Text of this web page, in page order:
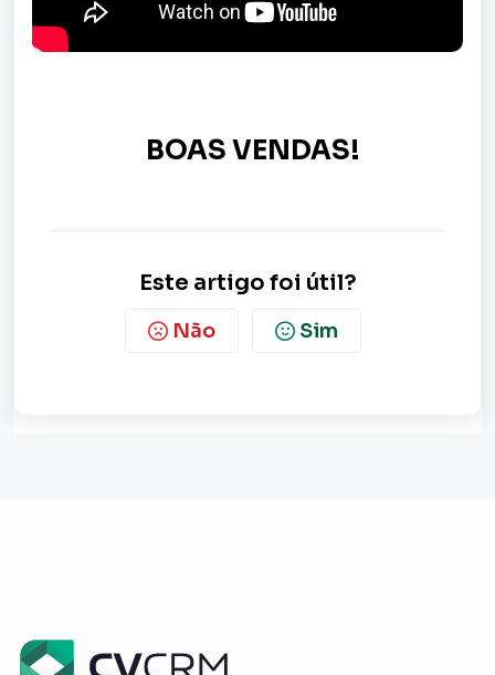
BOAS VENDAS!
Este artigo foi útil?
Não Sim